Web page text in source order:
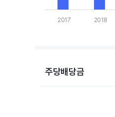
2017 2018
주당배당금